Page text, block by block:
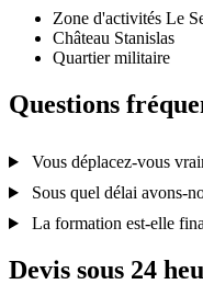
Zone d'activités Le
Château Stanislas
Quartier militaire
Questions
Vous déplacez-vous
Sous quel délai avons-
La formation est-elle
Devis sous 24